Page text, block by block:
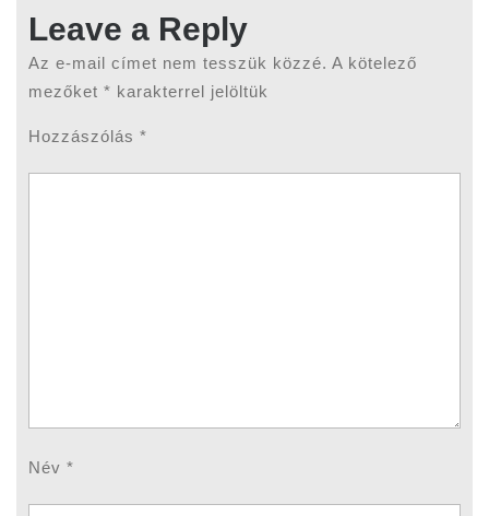
Leave a Reply
Az e-mail címet nem tesszük közzé. A kötelező
mezőket* karakterrel jelöltük
Hozzászólás*
Név*